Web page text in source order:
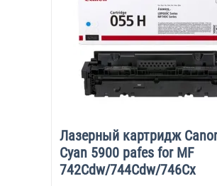
Лазерный картридж
Cyan 5900 pafes for MF
742Cdw/744Cdw/746Cx